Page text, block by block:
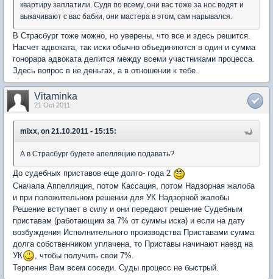
квартиру заплатили. Судя по всему, они вас тоже за нос водят и
выкачивают с вас бабки, они мастера в этом, сам нарывался.
В Страсбург тоже можно, но уверены, что все и здесь решится.
Насчет адвоката, так иски обычно объединяются в один и сумма
гонорара адвоката делится между всеми участниками процесса.
Здесь вопрос в не деньгах, а в отношении к тебе.
Vitaminka
21 Oct 2011
mixx, on 21.10.2011 - 15:15:
А в Страсбург будете апелляцию подавать?
До судебных приставов еще долго- года 2
Сначала Аппелляция, потом Кассация, потом Надзорная жалоба
и при положительном решении для УК Надзорной жалобы
Решение вступает в силу и они передают решение Судебным
приставам (работающим за 7% от суммы иска) и если на дату
возбуждения Исполнительного производства Приставами сумма
долга собственником уплачена, то Приставы начинают наезд на
УК
, чтобы получить свои 7%.
Терпения Вам всем соседи. Суды процесс не быстрый.